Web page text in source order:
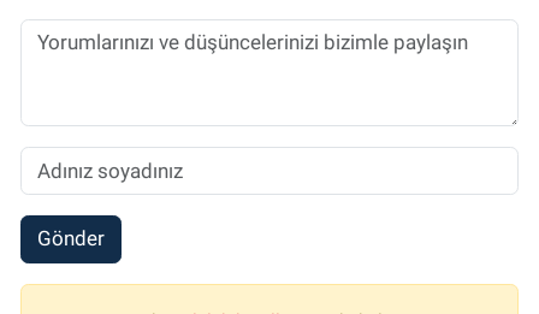
Gönder